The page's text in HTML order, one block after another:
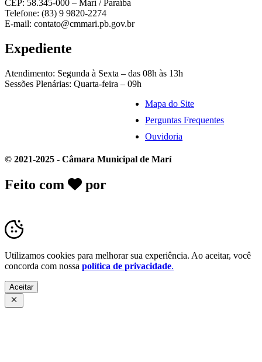
CEP: 58.345-000 – Marí / Paraíba
Telefone: (83) 9 9820-2274
E-mail: contato@cmmari.pb.gov.br
Expediente
Atendimento: Segunda à Sexta – das 08h às 13h
Sessões Plenárias: Quarta-feira – 09h
Mapa do Site
Perguntas Frequentes
Ouvidoria
© 2021-2025 - Câmara Municipal de Marí
Feito com por
Utilizamos cookies para melhorar sua experiência. Ao aceitar, você
concorda com nossa política de privacidade.
Aceitar